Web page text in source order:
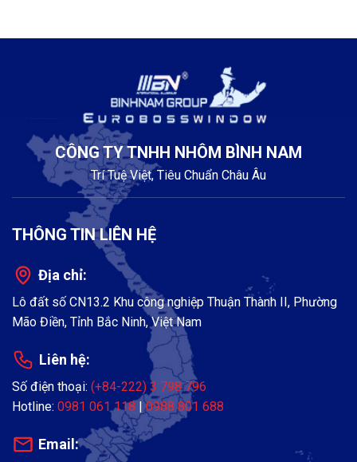
CÔNG TY TNHH NHÔM BÌNH NAM
Trí Tuệ Việt, Tiêu Chuẩn Châu Âu
THÔNG TIN LIÊN HỆ
Địa chỉ:
Lô đất số CN13.2 Khu công nghiệp Thuận Thành II, Phường
Mão Điền, Tỉnh Bắc Ninh, Việt Nam
Liên hệ:
Số điện thoại: (+84-222) 3 798 796
Hotline: 0981 061 118 |0988 801 688
Email: